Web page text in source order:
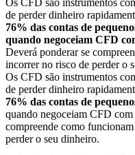
de perder dinheiro
76% das contas de
quando negoceiam CFD
Deverá ponderar se
incorrer no risco de perder o
Os CFD são instrumentos
de perder dinheiro
76% das contas de
quando negoceiam CFD com
compreende como
perder o seu dinheiro.